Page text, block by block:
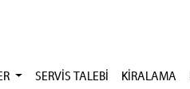
SERVİS TALEBİ KİRALAMA